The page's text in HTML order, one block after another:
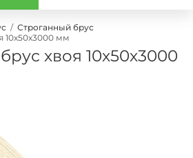
Строганный брус
10х50х3000 мм
хвоя 10х50х3000